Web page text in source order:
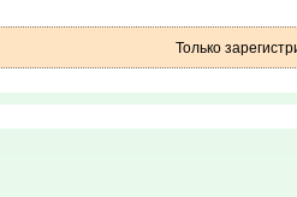
Только